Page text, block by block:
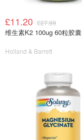
£11.20 £27.99
维生素K2 100ug 60粒胶囊
Holland & Barrett